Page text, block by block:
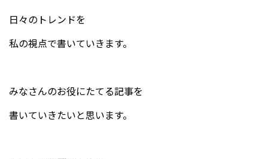
日々のトレンドを
私の視点で書いていきます。
みなさんのお役にたてる記事を
書いていきたいと思います。